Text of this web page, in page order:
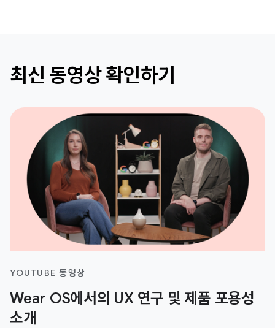
최신 동영상 확인하기
YOUTUBE 동영상
Wear OS에서의 UX 연구 및 제품 포용성
소개